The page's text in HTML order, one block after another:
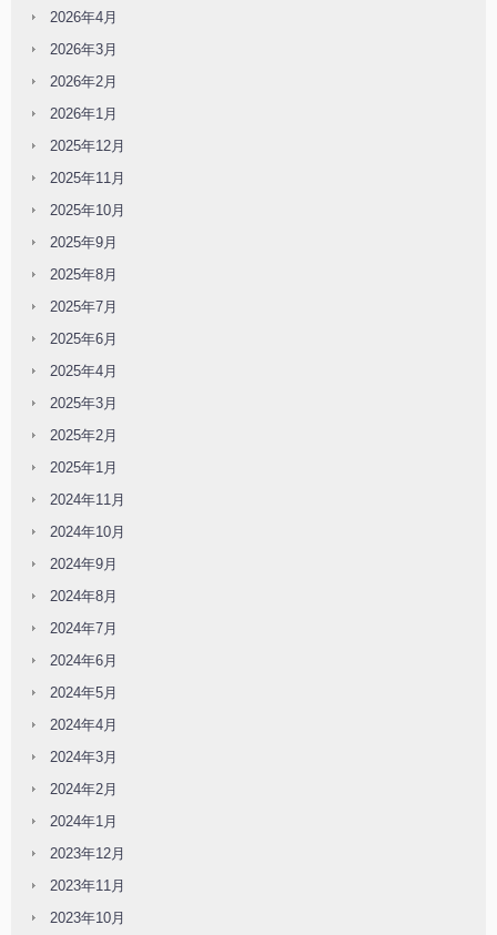
2026年4月
2026年3月
2026年2月
2026年1月
2025年12月
2025年11月
2025年10月
2025年9月
2025年8月
2025年7月
2025年6月
2025年4月
2025年3月
2025年2月
2025年1月
2024年11月
2024年10月
2024年9月
2024年8月
2024年7月
2024年6月
2024年5月
2024年4月
2024年3月
2024年2月
2024年1月
2023年12月
2023年11月
2023年10月